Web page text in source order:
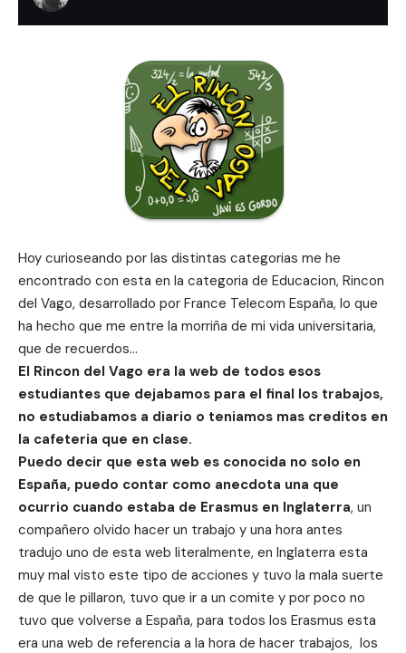
Hoy curioseando por las distintas categorias me he
encontrado con esta en la categoria de Educacion, Rincon
del Vago, desarrollado por France Telecom España, lo que
ha hecho que me entre la morriña de mi vida universitaria,
que de recuerdos…
El Rincon del Vago era la web de todos esos
estudiantes que dejabamos para el final los trabajos,
no estudiabamos a diario o teniamos mas creditos en
la cafeteria que en clase.
Puedo decir que esta web es conocida no solo en
España, puedo contar como anecdota una que
ocurrio cuando estaba de Erasmus en Inglaterra, un
compañero olvido hacer un trabajo y una hora antes
tradujo uno de esta web literalmente, en Inglaterra esta
muy mal visto este tipo de acciones y tuvo la mala suerte
de que le pillaron, tuvo que ir a un comite y por poco no
tuvo que volverse a España, para todos los Erasmus esta
era una web de referencia a la hora de hacer trabajos, los